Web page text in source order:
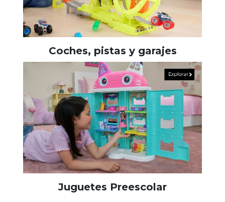
Coches, pistas y garajes
Juguetes Preescolar